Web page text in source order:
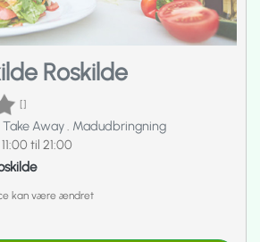
Roskilde
[]
Take Away Madudbringning
til 21:00
kan være ændret